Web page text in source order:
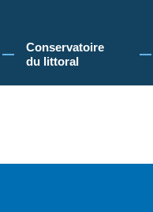
du littoral, vous acceptez
Conservatoire
du littoral